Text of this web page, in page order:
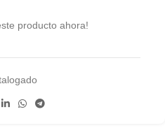
producto ahora!